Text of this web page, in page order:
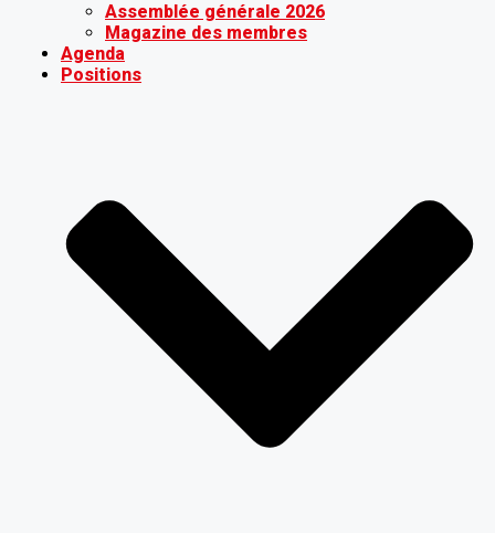
Assemblée générale 2026
Magazine des membres
Agenda
Positions